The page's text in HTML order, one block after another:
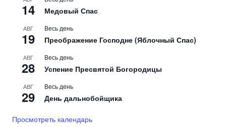
14 Медовый Спас
АВГ
19
Весь день
Преображение Господне (Яблочный Спас)
АВГ
28
Весь день
Успение Пресвятой Богородицы
АВГ
29
Весь день
День дальнобойщика
Просмотреть календарь